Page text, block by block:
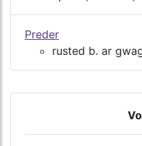
Preder
rusted b. ar